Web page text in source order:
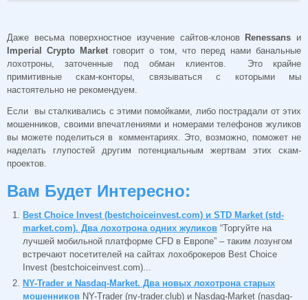
Даже весьма поверхностное изучение сайтов-клонов Renessans и
Imperial Crypto Market говорит о том, что перед нами банальные
лохотроны, заточенные под обман клиентов. Это крайне
примитивные скам-конторы, связываться с которыми мы
настоятельно не рекомендуем.
Если вы сталкивались с этими помойками, либо пострадали от этих
мошенников, своими впечатлениями и номерами телефонов жуликов
вы можете поделиться в комментариях. Это, возможно, поможет не
наделать глупостей другим потенциальным жертвам этих скам-
проектов.
Вам Будет Интересно:
Best Choice Invest (bestchoiceinvest.com) и STD Market (std-
market.com). Два лохотрона одних жуликов “Торгуйте на
лучшей мобильной платформе CFD в Европе” – таким лозунгом
встречают посетителей на сайтах лохоброкеров Best Choice
Invest (bestchoiceinvest.com)...
NY-Trader и Nasdaq-Market. Два новых лохотрона старых
мошенников NY-Trader (ny-trader.club) и Nasdaq-Market (nasdaq-